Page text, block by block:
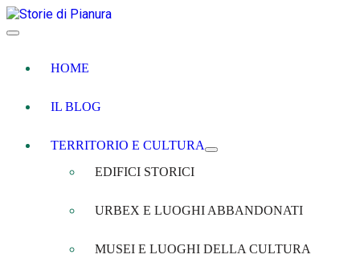
HOME
IL BLOG
TERRITORIO E CULTURA
EDIFICI STORICI
URBEX E LUOGHI ABBANDONATI
MUSEI E LUOGHI DELLA CULTURA